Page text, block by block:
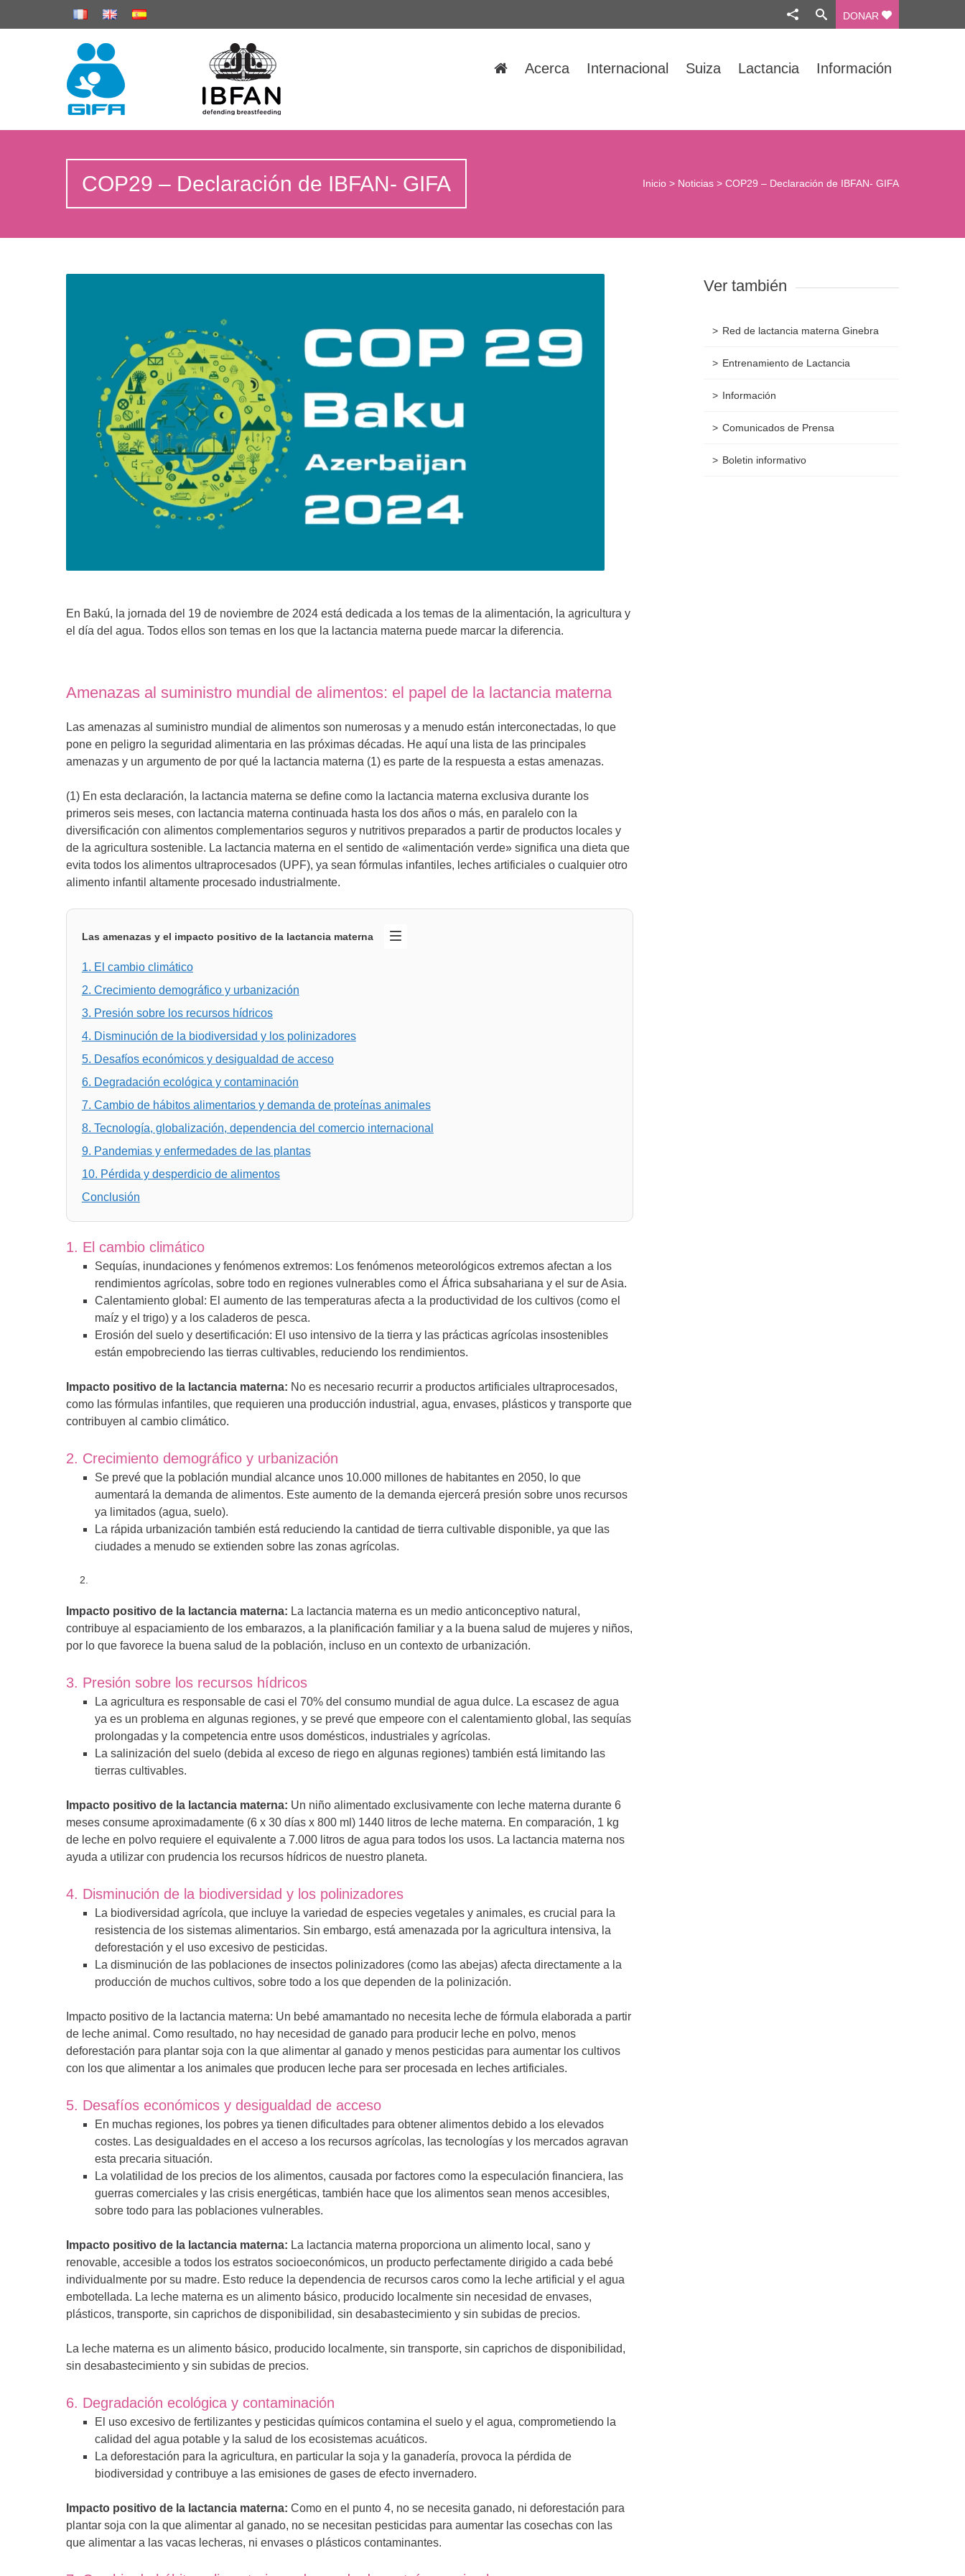
DONAR
Acerca Internacional Suiza Lactancia Información
COP29 – Declaración de IBFAN- GIFA Inicio > Noticias >COP29 – Declaración de IBFAN- GIFA
En Bakú, la jornada del 19 de noviembre de 2024 está dedicada a los temas de la alimentación, la agricultura y
el día del agua. Todos ellos son temas en los que la lactancia materna puede marcar la diferencia.
Amenazas al suministro mundial de alimentos: el papel de la lactancia materna
Las amenazas al suministro mundial de alimentos son numerosas y a menudo están interconectadas, lo que
pone en peligro la seguridad alimentaria en las próximas décadas. He aquí una lista de las principales
amenazas y un argumento de por qué la lactancia materna (1) es parte de la respuesta a estas amenazas.
(1) En esta declaración, la lactancia materna se define como la lactancia materna exclusiva durante los
primeros seis meses, con lactancia materna continuada hasta los dos años o más, en paralelo con la
diversificación con alimentos complementarios seguros y nutritivos preparados a partir de productos locales y
de la agricultura sostenible. La lactancia materna en el sentido de «alimentación verde» significa una dieta que
evita todos los alimentos ultraprocesados (UPF), ya sean fórmulas infantiles, leches artificiales o cualquier otro
alimento infantil altamente procesado industrialmente.
Las amenazas y el impacto positivo de la lactancia materna
1. El cambio climático
2. Crecimiento demográfico y urbanización
3. Presión sobre los recursos hídricos
4. Disminución de la biodiversidad y los polinizadores
5. Desafíos económicos y desigualdad de acceso
6. Degradación ecológica y contaminación
7. Cambio de hábitos alimentarios y demanda de proteínas animales
8. Tecnología, globalización, dependencia del comercio internacional
9. Pandemias y enfermedades de las plantas
10. Pérdida y desperdicio de alimentos
Conclusión
1. El cambio climático
Sequías, inundaciones y fenómenos extremos: Los fenómenos meteorológicos extremos afectan a los
rendimientos agrícolas, sobre todo en regiones vulnerables como el África subsahariana y el sur de Asia.
Calentamiento global: El aumento de las temperaturas afecta a la productividad de los cultivos (como el
maíz y el trigo) y a los caladeros de pesca.
Erosión del suelo y desertificación: El uso intensivo de la tierra y las prácticas agrícolas insostenibles
están empobreciendo las tierras cultivables, reduciendo los rendimientos.
Impacto positivo de la lactancia materna: No es necesario recurrir a productos artificiales ultraprocesados,
como las fórmulas infantiles, que requieren una producción industrial, agua, envases, plásticos y transporte que
contribuyen al cambio climático.
2. Crecimiento demográfico y urbanización
Se prevé que la población mundial alcance unos 10.000 millones de habitantes en 2050, lo que
aumentará la demanda de alimentos. Este aumento de la demanda ejercerá presión sobre unos recursos
ya limitados (agua, suelo).
La rápida urbanización también está reduciendo la cantidad de tierra cultivable disponible, ya que las
ciudades a menudo se extienden sobre las zonas agrícolas.
Impacto positivo de la lactancia materna: La lactancia materna es un medio anticonceptivo natural,
contribuye al espaciamiento de los embarazos, a la planificación familiar y a la buena salud de mujeres y niños,
por lo que favorece la buena salud de la población, incluso en un contexto de urbanización.
3. Presión sobre los recursos hídricos
La agricultura es responsable de casi el 70% del consumo mundial de agua dulce. La escasez de agua
ya es un problema en algunas regiones, y se prevé que empeore con el calentamiento global, las sequías
prolongadas y la competencia entre usos domésticos, industriales y agrícolas.
La salinización del suelo (debida al exceso de riego en algunas regiones) también está limitando las
tierras cultivables.
Impacto positivo de la lactancia materna: Un niño alimentado exclusivamente con leche materna durante 6
meses consume aproximadamente (6 x 30 días x 800 ml) 1440 litros de leche materna. En comparación, 1 kg
de leche en polvo requiere el equivalente a 7.000 litros de agua para todos los usos. La lactancia materna nos
ayuda a utilizar con prudencia los recursos hídricos de nuestro planeta.
4. Disminución de la biodiversidad y los polinizadores
La biodiversidad agrícola, que incluye la variedad de especies vegetales y animales, es crucial para la
resistencia de los sistemas alimentarios. Sin embargo, está amenazada por la agricultura intensiva, la
deforestación y el uso excesivo de pesticidas.
La disminución de las poblaciones de insectos polinizadores (como las abejas) afecta directamente a la
producción de muchos cultivos, sobre todo a los que dependen de la polinización.
Impacto positivo de la lactancia materna: Un bebé amamantado no necesita leche de fórmula elaborada a partir
de leche animal. Como resultado, no hay necesidad de ganado para producir leche en polvo, menos
deforestación para plantar soja con la que alimentar al ganado y menos pesticidas para aumentar los cultivos
con los que alimentar a los animales que producen leche para ser procesada en leches artificiales.
5. Desafíos económicos y desigualdad de acceso
En muchas regiones, los pobres ya tienen dificultades para obtener alimentos debido a los elevados
costes. Las desigualdades en el acceso a los recursos agrícolas, las tecnologías y los mercados agravan
esta precaria situación.
La volatilidad de los precios de los alimentos, causada por factores como la especulación financiera, las
guerras comerciales y las crisis energéticas, también hace que los alimentos sean menos accesibles,
sobre todo para las poblaciones vulnerables.
Impacto positivo de la lactancia materna: La lactancia materna proporciona un alimento local, sano y
renovable, accesible a todos los estratos socioeconómicos, un producto perfectamente dirigido a cada bebé
individualmente por su madre. Esto reduce la dependencia de recursos caros como la leche artificial y el agua
embotellada. La leche materna es un alimento básico, producido localmente sin necesidad de envases,
plásticos, transporte, sin caprichos de disponibilidad, sin desabastecimiento y sin subidas de precios.
La leche materna es un alimento básico, producido localmente, sin transporte, sin caprichos de disponibilidad,
sin desabastecimiento y sin subidas de precios.
6. Degradación ecológica y contaminación
El uso excesivo de fertilizantes y pesticidas químicos contamina el suelo y el agua, comprometiendo la
calidad del agua potable y la salud de los ecosistemas acuáticos.
La deforestación para la agricultura, en particular la soja y la ganadería, provoca la pérdida de
biodiversidad y contribuye a las emisiones de gases de efecto invernadero.
Impacto positivo de la lactancia materna: Como en el punto 4, no se necesita ganado, ni deforestación para
plantar soja con la que alimentar al ganado, no se necesitan pesticidas para aumentar las cosechas con las
que alimentar a las vacas lecheras, ni envases o plásticos contaminantes.
Ver también
Red de lactancia materna Ginebra
Entrenamiento de Lactancia
Información
Comunicados de Prensa
Boletin informativo